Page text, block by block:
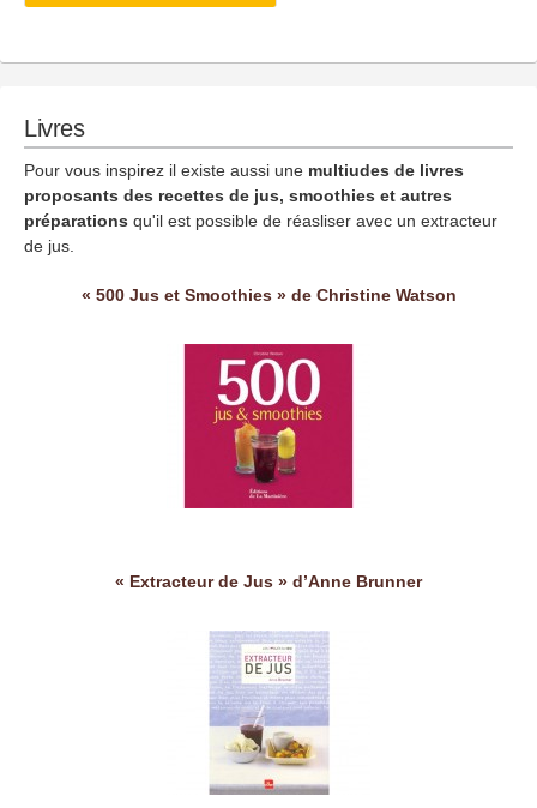
Livres
Pour vous inspirez il existe aussi une multiudes de livres
proposants des recettes de jus, smoothies et autres
préparations qu'il est possible de réasliser avec un extracteur
de jus.
« 500 Jus et Smoothies » de Christine Watson
« Extracteur de Jus » d’Anne Brunner